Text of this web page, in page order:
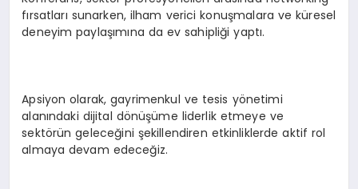
fırsatları sunarken, ilham verici konuşmalara ve küresel
deneyim paylaşımına da ev sahipliği yaptı.
Apsiyon olarak, gayrimenkul ve tesis yönetimi
alanındaki dijital dönüşüme liderlik etmeye ve
sektörün geleceğini şekillendiren etkinliklerde aktif rol
almaya devam edeceğiz.